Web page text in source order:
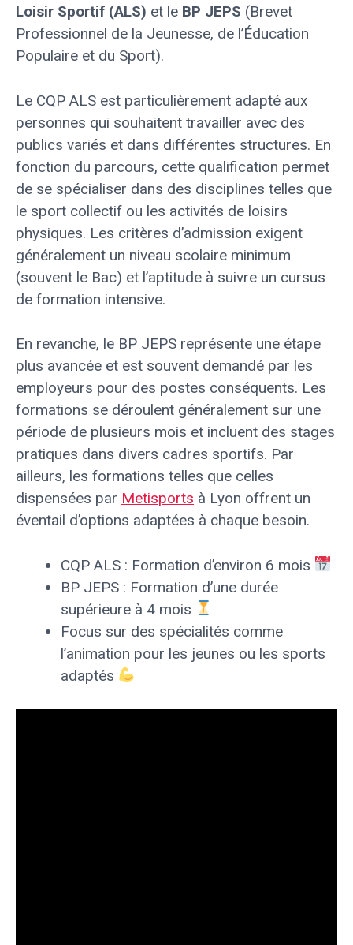
Loisir Sportif (ALS) et le BP JEPS (Brevet
Professionnel de la Jeunesse, de l’Éducation
Populaire et du Sport).
Le CQP ALS est particulièrement adapté aux
personnes qui souhaitent travailler avec des
publics variés et dans différentes structures. En
fonction du parcours, cette qualification permet
de se spécialiser dans des disciplines telles que
le sport collectif ou les activités de loisirs
physiques. Les critères d’admission exigent
généralement un niveau scolaire minimum
(souvent le Bac) et l’aptitude à suivre un cursus
de formation intensive.
En revanche, le BP JEPS représente une étape
plus avancée et est souvent demandé par les
employeurs pour des postes conséquents. Les
formations se déroulent généralement sur une
période de plusieurs mois et incluent des stages
pratiques dans divers cadres sportifs. Par
ailleurs, les formations telles que celles
dispensées par Metisports à Lyon offrent un
éventail d’options adaptées à chaque besoin.
CQP ALS : Formation d’environ 6 mois
BP JEPS : Formation d’une durée
supérieure à 4 mois
Focus sur des spécialités comme
l’animation pour les jeunes ou les sports
adaptés